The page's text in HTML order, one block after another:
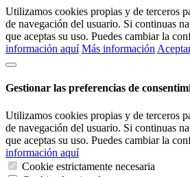
Utilizamos cookies propias y de terceros
de navegación del usuario. Si continuas
que aceptas su uso. Puedes cambiar la
información aquí Más información
Gestionar las preferencias de
Utilizamos cookies propias y de terceros
de navegación del usuario. Si continuas
que aceptas su uso. Puedes cambiar la
información aquí
Cookie estrictamente necesaria